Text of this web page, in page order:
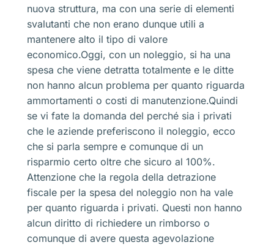
nuova struttura, ma con una serie di elementi
svalutanti che non erano dunque utili a
mantenere alto il tipo di valore
economico.Oggi, con un noleggio, si ha una
spesa che viene detratta totalmente e le ditte
non hanno alcun problema per quanto riguarda
ammortamenti o costi di manutenzione.Quindi
se vi fate la domanda del perché sia i privati
che le aziende preferiscono il noleggio, ecco
che si parla sempre e comunque di un
risparmio certo oltre che sicuro al 100%.
Attenzione che la regola della detrazione
fiscale per la spesa del noleggio non ha vale
per quanto riguarda i privati. Questi non hanno
alcun diritto di richiedere un rimborso o
comunque di avere questa agevolazione